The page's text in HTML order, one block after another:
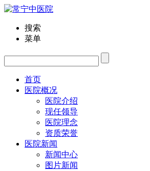
搜索
菜单
首页
医院概况
医院介绍
现任领导
医院理念
资质荣誉
医院新闻
新闻中心
图片新闻